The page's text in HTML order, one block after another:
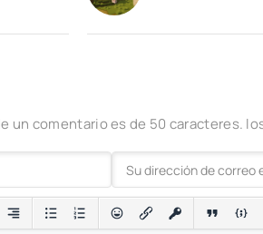
un comentario es de 50 caracteres.